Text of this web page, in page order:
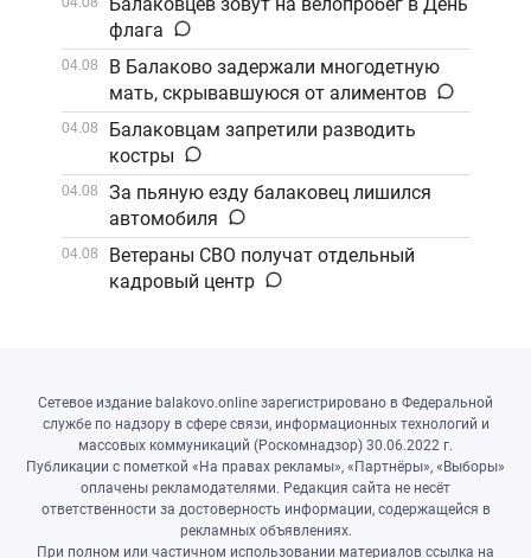
флага
04.08
В Балаково задержали многодетную
мать, скрывавшуюся от алиментов
04.08
Балаковцам запретили разводить
костры
04.08
За пьяную езду балаковец лишился
автомобиля
04.08
Ветераны СВО получат отдельный
кадровый центр
Сетевое издание balakovo.online зарегистрировано в Федеральной
службе по надзору в сфере связи, информационных технологий и
массовых коммуникаций (Роскомнадзор) 30.06.2022 г.
Публикации с пометкой «На правах рекламы», «Партнёры», «Выборы»
оплачены рекламодателями. Редакция сайта не несёт
ответственности за достоверность информации, содержащейся в
рекламных объявлениях.
При полном или частичном использовании материалов ссылка на